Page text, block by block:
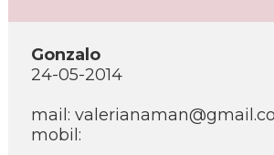
Gonzalo
24-05-2014
mail:
mobil: